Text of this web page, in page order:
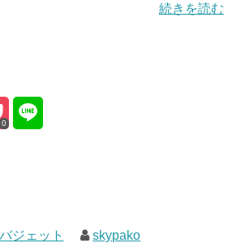
続きを読む
0
ジェット skypako